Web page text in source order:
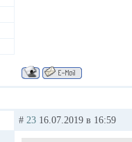
# 23 16.07.2019 в 16:59